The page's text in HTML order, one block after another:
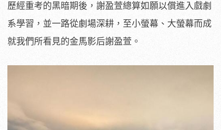
歷經重考的黑暗期後，謝盈萱總算如願以償進入戲劇
系學習，並一路從劇場深耕，至小螢幕、大螢幕而成
就我們所看見的金馬影后謝盈萱。